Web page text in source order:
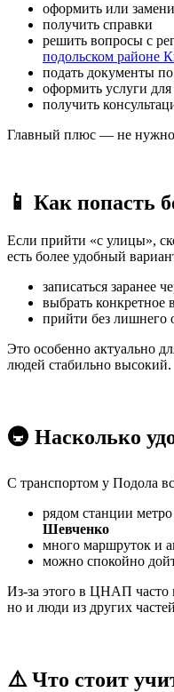
оформить или
получить справки
решить вопросы с
подольском районе
подать документы
оформить услуги для
получить
Главный плюс — не нужно
📱 Как попасть
Если прийти «с улицы»,
есть более удобный
записаться заранее
выбрать конкретное
прийти без лишнего
Это особенно актуально
людей стабильно высокий.
🚇 Насколько
С транспортом у Подола
рядом станции метро
Шевченко
много маршруток и
можно спокойно
Из-за этого в ЦНАП часто
но и люди из других
⚠️ Что стоит